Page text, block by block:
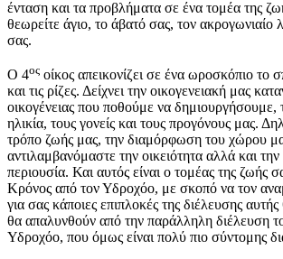
ένταση και τα προβλήματα σε ένα τομέα της
θεωρείτε άγιο, το άβατό σας, τον ακρογωνιαίο
σας.
Ο 4ος οίκος απεικονίζει σε ένα ωροσκόπιο το
και τις ρίζες. Δείχνει την οικογενειακή μας
οικογένειας που ποθούμε να δημιουργήσουμε,
ηλικία, τους γονείς και τους προγόνους μας.
τρόπο ζωής μας, την διαμόρφωση του χώρου
αντιλαμβανόμαστε την οικειότητα αλλά και
περιουσία. Και αυτός είναι ο τομέας της ζωής
Κρόνος από τον Υδροχόο, με σκοπό να τον
για σας κάποιες επιπλοκές της διέλευσης
θα απαλυνθούν από την παράλληλη διέλευση
Υδροχόο, που όμως είναι πολύ πιο σύντομης